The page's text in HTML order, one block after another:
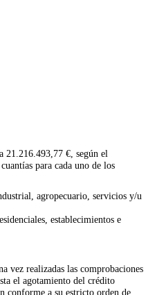
21.216.493,77 €, según el
para cada uno de los
agropecuario, servicios y/u
establecimientos e
vez realizadas las comprobaciones
el agotamiento del crédito
conforme a su estricto orden de